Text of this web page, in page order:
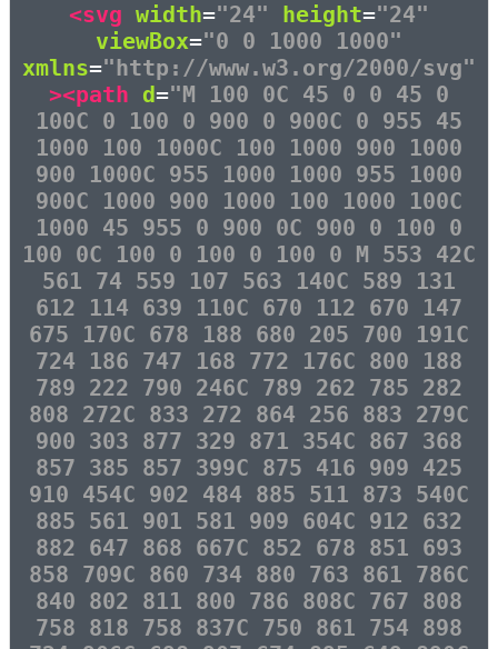
<svg width="24" height="24"
viewBox="0 0 1000 1000"
xmlns="http://www.w3.org/2000/svg"
><path d="M 100 0C 45 0 0 45 0
100C 0 100 0 900 0 900C 0 955 45
1000 100 1000C 100 1000 900 1000
900 1000C 955 1000 1000 955 1000
900C 1000 900 1000 100 1000 100C
1000 45 955 0 900 0C 900 0 100 0
100 0C 100 0 100 0 100 0 M 553 42C
561 74 559 107 563 140C 589 131
612 114 639 110C 670 112 670 147
675 170C 678 188 680 205 700 191C
724 186 747 168 772 176C 800 188
789 222 790 246C 789 262 785 282
808 272C 833 272 864 256 883 279C
900 303 877 329 871 354C 867 368
857 385 857 399C 875 416 909 425
910 454C 902 484 885 511 873 540C
885 561 901 581 909 604C 912 632
882 647 868 667C 852 678 851 693
858 709C 860 734 880 763 861 786C
840 802 811 800 786 808C 767 808
758 818 758 837C 750 861 754 898